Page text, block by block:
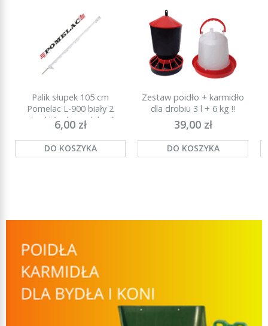
Palik słupek 105 cm
Pomelac L-900 biały 2
stopki (najmocniejszy)
6,00 zł
DO KOSZYKA
Zestaw poidło + karmidło
dla drobiu 3 l + 6 kg !!
39,00 zł
DO KOSZYKA